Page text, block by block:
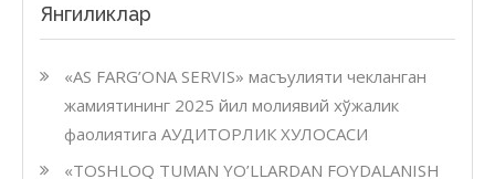
Янгиликлар
«AS FARG’ONA SERVIS» масъулияти чекланган
жамиятининг 2025 йил молиявий хўжалик
фаолиятига АУДИТОРЛИК ХУЛОСАСИ
«TOSHLOQ TUMAN YO’LLARDAN FOYDALANISH